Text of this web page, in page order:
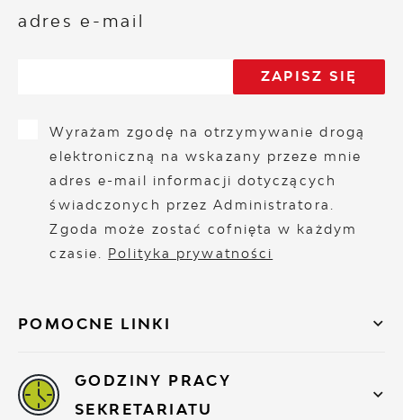
POMOCNE LINKI
adres e-mail
Wyrażam zgodę na otrzymywanie drogą
elektroniczną na wskazany przeze mnie
adres e-mail informacji dotyczących
świadczonych przez Administratora.
Zgoda może zostać cofnięta w każdym
czasie. Polityka prywatności
GODZINY PRACY
SEKRETARIATU